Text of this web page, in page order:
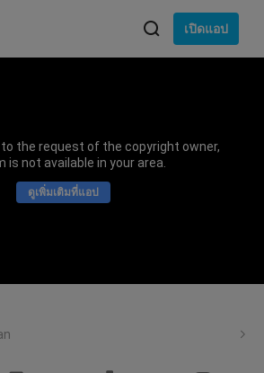
เปิดแอป
to the request of the copyright owner,
is not available in your area.
ดูเพิ่มเติมที่แอป